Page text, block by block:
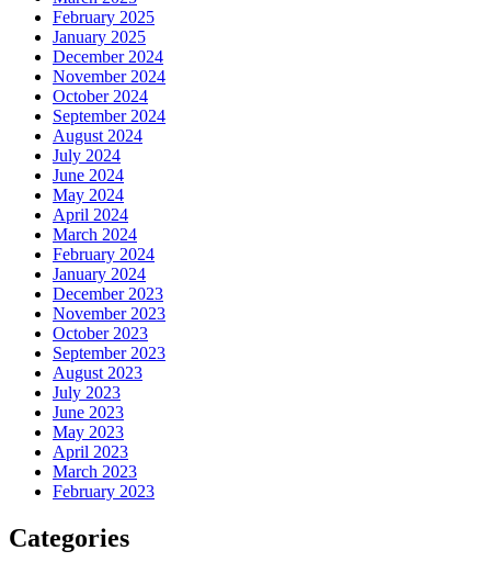
February 2025
January 2025
December 2024
November 2024
October 2024
September 2024
August 2024
July 2024
June 2024
May 2024
April 2024
March 2024
February 2024
January 2024
December 2023
November 2023
October 2023
September 2023
August 2023
July 2023
June 2023
May 2023
April 2023
March 2023
February 2023
Categories